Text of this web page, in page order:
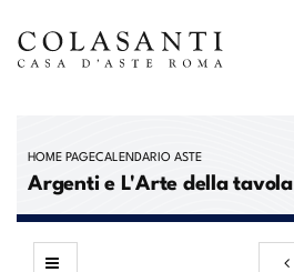
HOME PAGECALENDARIO ASTE
Argenti e L'Arte della tavola